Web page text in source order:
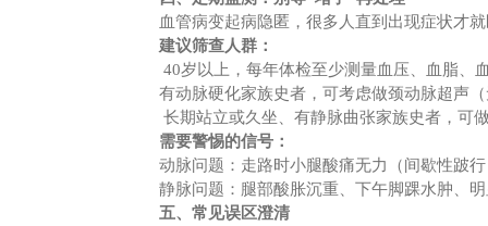
血管病变起病隐匿，很多人直到出现症状才
建议筛查人群：
40岁以上，每年体检至少测量血压、血脂、
有动脉硬化家族史者，可考虑做颈动脉超声
长期站立或久坐、有静脉曲张家族史者，可
需要警惕的信号：
动脉问题：走路时小腿酸痛无力（间歇性跛
静脉问题：腿部酸胀沉重、下午脚踝水肿、
五、常见误区澄清